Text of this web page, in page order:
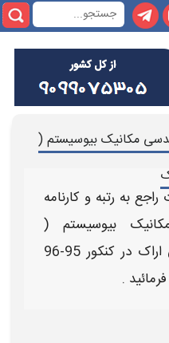
مکانیک بیوسیستم (
راجع به رتبه و کارنامه
بیوسیستم (
اراکدر کنکور 95-96
.